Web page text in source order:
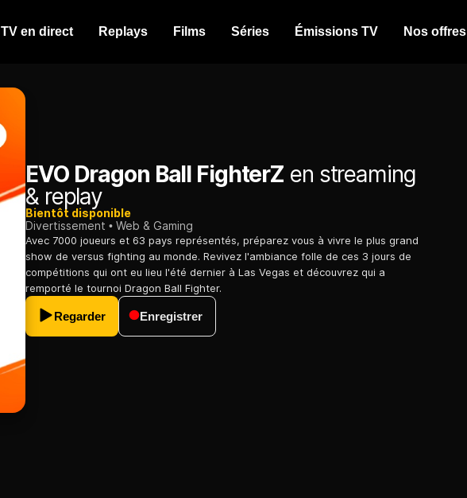
TV en direct Replays Films Séries Émissions TV Nos offres
EVO Dragon Ball FighterZ en streaming
& replay
Bientôt disponible
Divertissement
Web & Gaming
Avec 7000 joueurs et 63 pays représentés, préparez vous à vivre le plus grand
show de versus fighting au monde. Revivez l'ambiance folle de ces 3 jours de
compétitions qui ont eu lieu l'été dernier à Las Vegas et découvrez qui a
remporté le tournoi Dragon Ball Fighter.
Regarder Enregistrer